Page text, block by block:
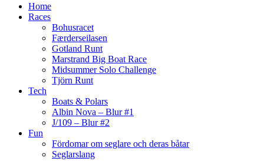
Home
Races
Bohusracet
Færderseilasen
Gotland Runt
Marstrand Big Boat Race
Midsummer Solo Challenge
Tjörn Runt
Tech
Boats & Polars
Albin Nova – Blur #1
J/109 – Blur #2
Fun
Fördomar om seglare och deras båtar
Seglarslang